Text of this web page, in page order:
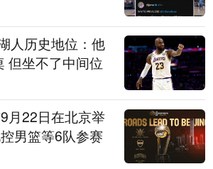
人历史地位：他
但坐不了中间位
月22日在北京举
男篮等6队参赛